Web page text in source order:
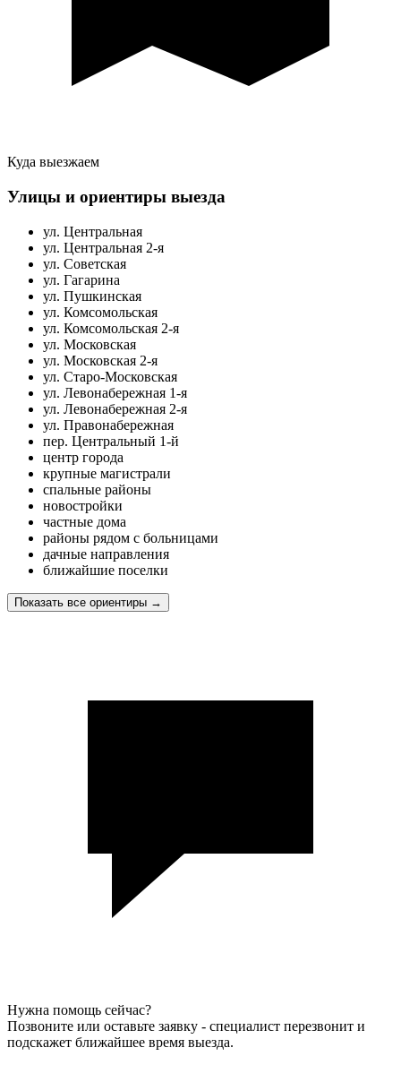
Куда выезжаем
Улицы и ориентиры выезда
ул. Центральная
ул. Центральная 2-я
ул. Советская
ул. Гагарина
ул. Пушкинская
ул. Комсомольская
ул. Комсомольская 2-я
ул. Московская
ул. Московская 2-я
ул. Старо-Московская
ул. Левонабережная 1-я
ул. Левонабережная 2-я
ул. Правонабережная
пер. Центральный 1-й
центр города
крупные магистрали
спальные районы
новостройки
частные дома
районы рядом с больницами
дачные направления
ближайшие поселки
Показать все ориентиры →
Нужна помощь сейчас?
Позвоните или оставьте заявку - специалист перезвонит и
подскажет ближайшее время выезда.